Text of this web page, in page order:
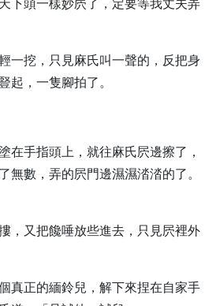
下頭一樣妙屄了，定要等我丈夫弄
一挖，只見麻氏叫一聲的，反把身
起，一隻腳拍了。
在手指頭上，就往麻氏屄邊擦了，
無數，弄的屄門邊濕濕涾涾的了。
，又把饞唾放些進去，只見屄裡外
真正的緬鈴兒，解下來捏在自家手